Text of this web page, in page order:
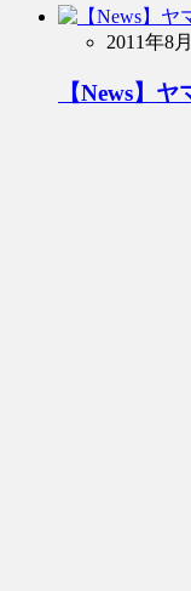
2011年8
【News】